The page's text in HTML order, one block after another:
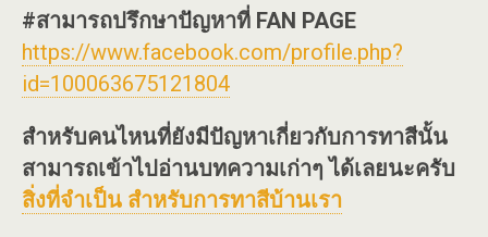
#สามารถปรึกษาปัญหาที่ FAN PAGE
https://www.facebook.com/profile.php?
id=100063675121804
สำหรับคนไหนที่ยังมีปัญหาเกี่ยวกับการทาสีนั้น
สามารถเข้าไปอ่านบทความเก่าๆ ได้เลยนะครับ
สิ่งที่จำเป็น สำหรับการทาสีบ้านเรา